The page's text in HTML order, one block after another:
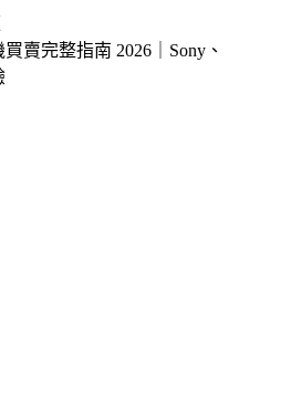
賣完整指南 2026｜Sony、